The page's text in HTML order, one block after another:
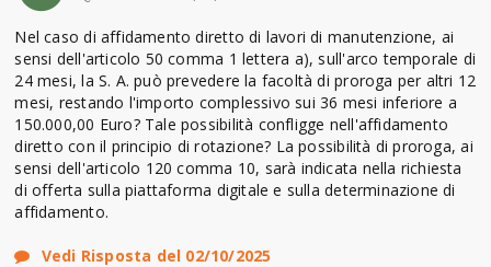
Nel caso di affidamento diretto di lavori di manutenzione, ai
sensi dell'articolo 50 comma 1 lettera a), sull'arco temporale di
24 mesi, la S. A. può prevedere la facoltà di proroga per altri 12
mesi, restando l'importo complessivo sui 36 mesi inferiore a
150.000,00 Euro? Tale possibilità confligge nell'affidamento
diretto con il principio di rotazione? La possibilità di proroga, ai
sensi dell'articolo 120 comma 10, sarà indicata nella richiesta
di offerta sulla piattaforma digitale e sulla determinazione di
affidamento.
Vedi Risposta del 02/10/2025